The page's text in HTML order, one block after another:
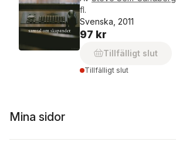
fl.
Svenska, 2011
97 kr
Tillfälligt slut
Tillfälligt slut
Mina sidor